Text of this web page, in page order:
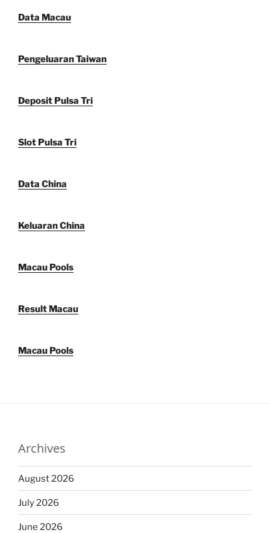
Data Macau
Pengeluaran Taiwan
Deposit Pulsa Tri
Slot Pulsa Tri
Data China
Keluaran China
Macau Pools
Result Macau
Macau Pools
Archives
August 2026
July 2026
June 2026